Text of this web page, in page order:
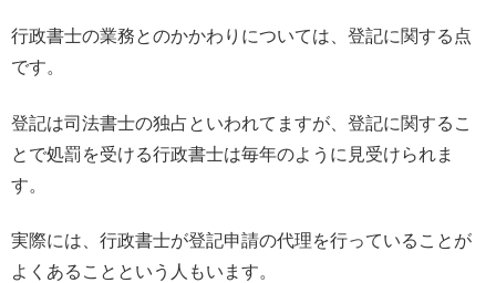
行政書士の業務とのかかわりについては、登記に関する点
です。
登記は司法書士の独占といわれてますが、登記に関するこ
とで処罰を受ける行政書士は毎年のように見受けられま
す。
実際には、行政書士が登記申請の代理を行っていることが
よくあることという人もいます。